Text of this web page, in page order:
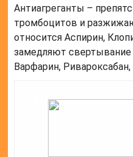
Антиагреганты –
тромбоцитов и
относится Аспирин,
замедляют
Варфарин,